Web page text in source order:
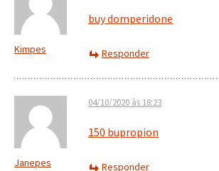
Kimpes
buy domperidone
Responder
Janepes
04/10/2020 às 18:23
150 bupropion
Responder